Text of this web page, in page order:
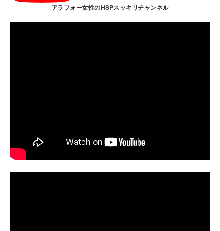
アラフォー女性のHSPスッキリチャンネル